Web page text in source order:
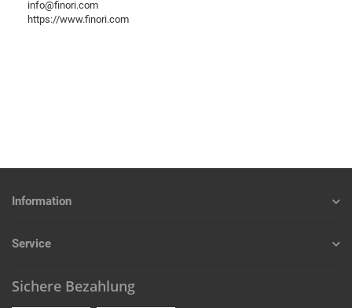
info@finori.com
https://www.finori.com
Information
Service
Sichere Bezahlung